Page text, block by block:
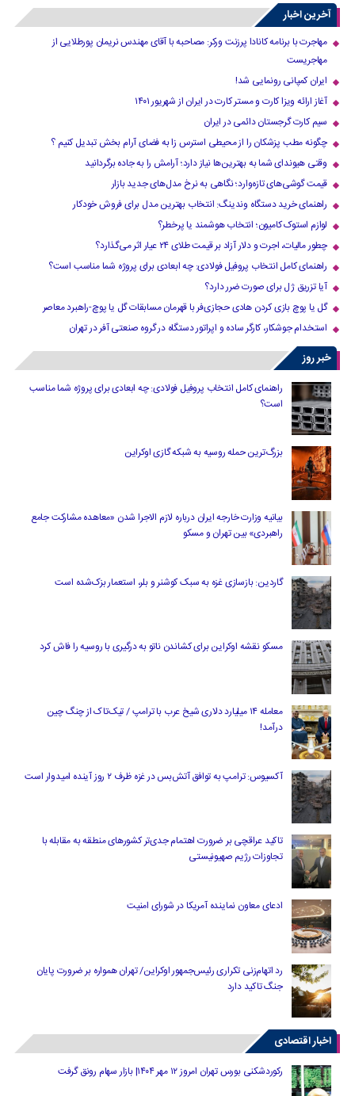
10
›
20
30
40
...
» آخرین اخبار
مهاجرت با برنامه کانادا پرزنت ورکر: مصاحبه با آقای مهندس نریمان پورطلایی از
مهاجریست
ایران کمپانی رونمایی شد!
آغاز ارائه ویزا کارت و مستر کارت در ایران از شهریور ۱۴۰۱
سیم کارت گرجستان دائمی در ایران
چگونه مطب پزشکان را از محیطی استرس زا به فضای آرام بخش تبدیل کنیم ؟
وقتی هیوندای شما به بهترین‌ها نیاز دارد؛ آرامش را به جاده برگردانید
قیمت گوشی‌های تازه‌وارد؛ نگاهی به نرخ مدل‌های جدید بازار
راهنمای خرید دستگاه وندینگ: انتخاب بهترین مدل برای فروش خودکار
لوازم استوک کامیون؛ انتخاب هوشمند یا پرخطر؟
چطور مالیات، اجرت و دلار آزاد بر قیمت طلای ۲۴ عیار اثر می‌گذارد؟
راهنمای کامل انتخاب پروفیل فولادی: چه ابعادی برای پروژه شما مناسب است؟
آیا تزریق ژل برای صورت ضرر دارد​؟
گل یا پوچ بازی کردن هادی حجازی‌فر با قهرمان مسابقات گل یا پوچ-راهبرد معاصر
استخدام جوشکار، کارگر ساده و اپراتور دستگاه در گروه صنعتی آفر در تهران
خبر روز
راهنمای کامل انتخاب پروفیل فولادی: چه ابعادی برای پروژه شما مناسب
است؟
بزرگ‌ترین حمله روسیه به شبکه گازی اوکراین
بیانیه وزارت خارجه ایران درباره لازم‌ الاجرا شدن «معاهده مشارکت جامع
راهبردی» بین تهران و مسکو
گاردین: بازسازی غزه به سبک کوشنر و بلر، استعمار بزک‌شده است
مسکو نقشه اوکراین برای کشاندن ناتو به درگیری با روسیه را فاش کرد
معامله ۱۴ میلیارد دلاری شیخ عرب با ترامپ / تیک‌تاک از چنگ چین
درآمد!
آکسیوس: ترامپ به توافق آتش‌بس در غزه ظرف ۲ روز آینده امیدوار است
تاکید عراقچی بر ضرورت اهتمام جدی‌تر کشورهای منطقه به مقابله با
تجاوزات رژیم صهیونیستی
ادعای معاون نماینده آمریکا در شورای امنیت
رد اتهام‌زنی تکراری رئیس‌جمهور اوکراین/ تهران همواره بر ضرورت پایان
جنگ تاکید دارد
اخبار اقتصادی
رکوردشکنی بورس تهران امروز ۱۲ مهر ۱۴۰۴| بازار سهام رونق گرفت